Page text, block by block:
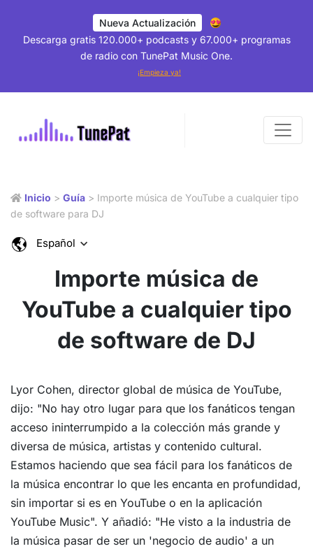
Nueva Actualización
Descarga gratis 120.000+ podcasts y 67.000+ programas
de radio con TunePat Music One.
¡Empieza ya!
Inicio > Guía > Importe música de YouTube a cualquier tipo
de software para DJ
Español
Importe música de
YouTube a cualquier tipo
de software de DJ
Lyor Cohen, director global de música de YouTube,
dijo: "No hay otro lugar para que los fanáticos tengan
acceso ininterrumpido a la colección más grande y
diversa de música, artistas y contenido cultural.
Estamos haciendo que sea fácil para los fanáticos de
la música encontrar lo que les encanta en profundidad,
sin importar si es en YouTube o en la aplicación
YouTube Music". Y añadió: "He visto a la industria de
la música pasar de ser un 'negocio de audio' a un